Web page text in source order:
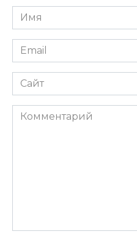
Имя
*
Email
*
Сайт
Комментарий